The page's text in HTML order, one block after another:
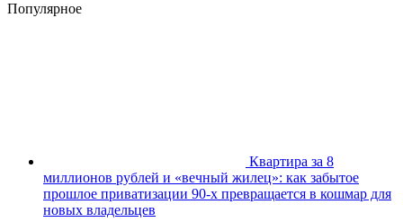
Популярное
Квартира за 8
миллионов рублей и «вечный жилец»: как забытое
прошлое приватизации 90-х превращается в кошмар для
новых владельцев